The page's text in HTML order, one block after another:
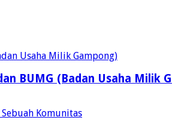
BUMG (Badan Usaha Milik